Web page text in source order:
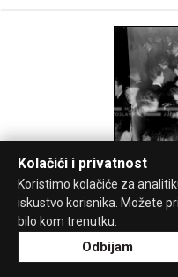
Prijem u Izvršnom veću
Jugoslavije
Kolačići i privatnost
Koristimo kolačiće za
iskustvo korisnika. Možete
bilo kom trenutku.
Odbijam